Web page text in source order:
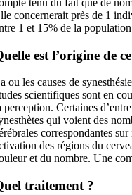
tenu du fait que de
concernerait près de 1
1 et 15% de la
est l’origine de
ou les causes de
scientifiques sont en
perception. Certaines
qui voient des
correspondantes
des régions du
et du nombre. Une
traitement ?